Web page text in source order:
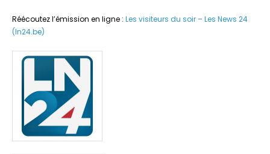
Réécoutez l’émission en ligne : Les visiteurs du soir – Les News 24
(ln24.be)